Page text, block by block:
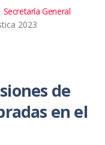
Secretaría General
2023
de
en el